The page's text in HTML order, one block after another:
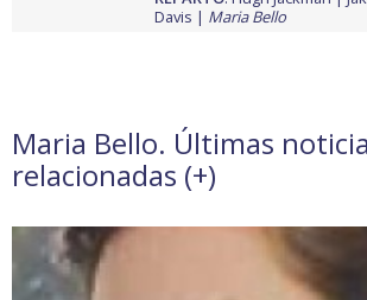
Davis
Maria Bello
Maria Bello. Últimas
relacionadas (+)